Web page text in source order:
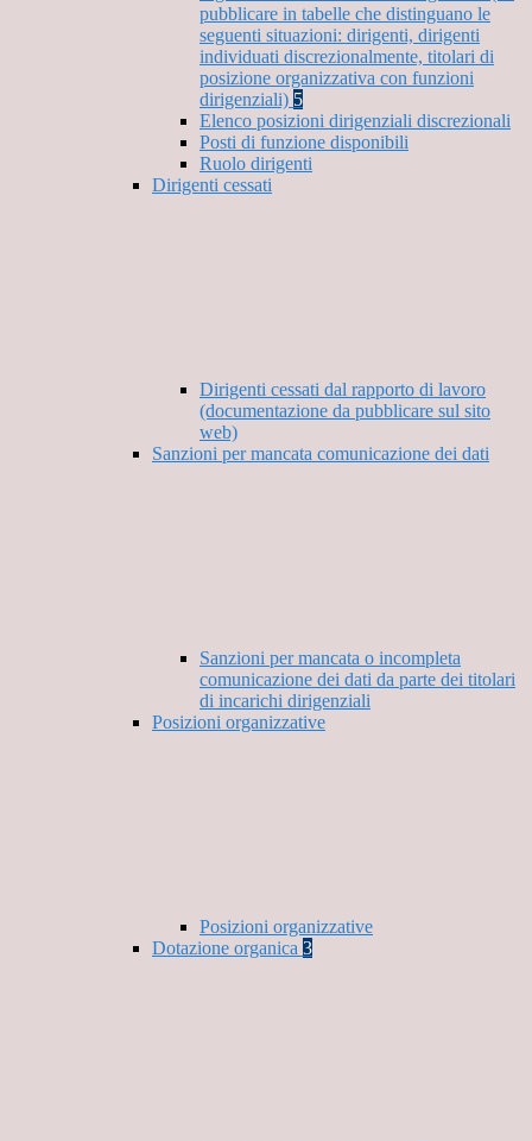
pubblicare in tabelle che distinguano le
seguenti situazioni: dirigenti, dirigenti
individuati discrezionalmente, titolari di
posizione organizzativa con funzioni
dirigenziali) 5
Elenco posizioni dirigenziali discrezionali
Posti di funzione disponibili
Ruolo dirigenti
Dirigenti cessati
Dirigenti cessati dal rapporto di lavoro
(documentazione da pubblicare sul sito
web)
Sanzioni per mancata comunicazione dei dati
Sanzioni per mancata o incompleta
comunicazione dei dati da parte dei titolari
di incarichi dirigenziali
Posizioni organizzative
Posizioni organizzative
Dotazione organica 3